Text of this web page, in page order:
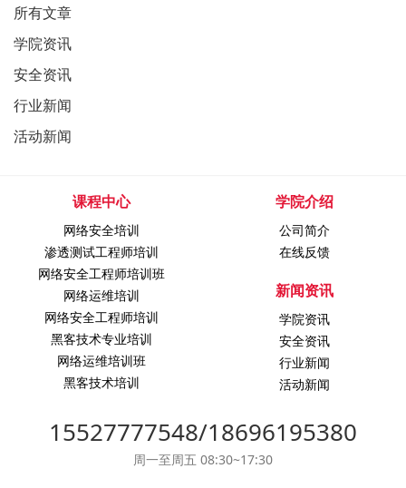
所有文章
学院资讯
安全资讯
行业新闻
活动新闻
课程中心
网络安全培训
渗透测试工程师培训
网络安全工程师培训班
网络运维培训
网络安全工程师培训
黑客技术专业培训
网络运维培训班
黑客技术培训
学院介绍
公司简介
在线反馈
新闻资讯
学院资讯
安全资讯
行业新闻
活动新闻
15527777548/18696195380
周一至周五 08:30~17:30